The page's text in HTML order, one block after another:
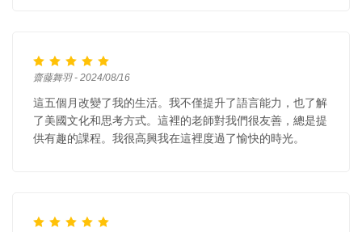
齋藤舞羽 - 2024/08/16
這五個月改變了我的生活。我不僅提升了語言能力，也了解
了美國文化和思考方式。這裡的老師對我們很友善，總是提
供有趣的課程。我很高興我在這裡度過了愉快的時光。